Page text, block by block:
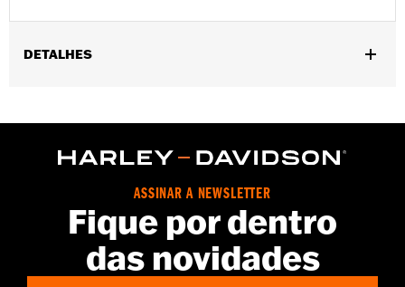
DETALHES
Installation Instructions
Material Diameter UOM: Inches
Pair
Right and left hand grips, installation instructions
ASSINAR A NEWSLETTER
Fique por dentro
das novidades